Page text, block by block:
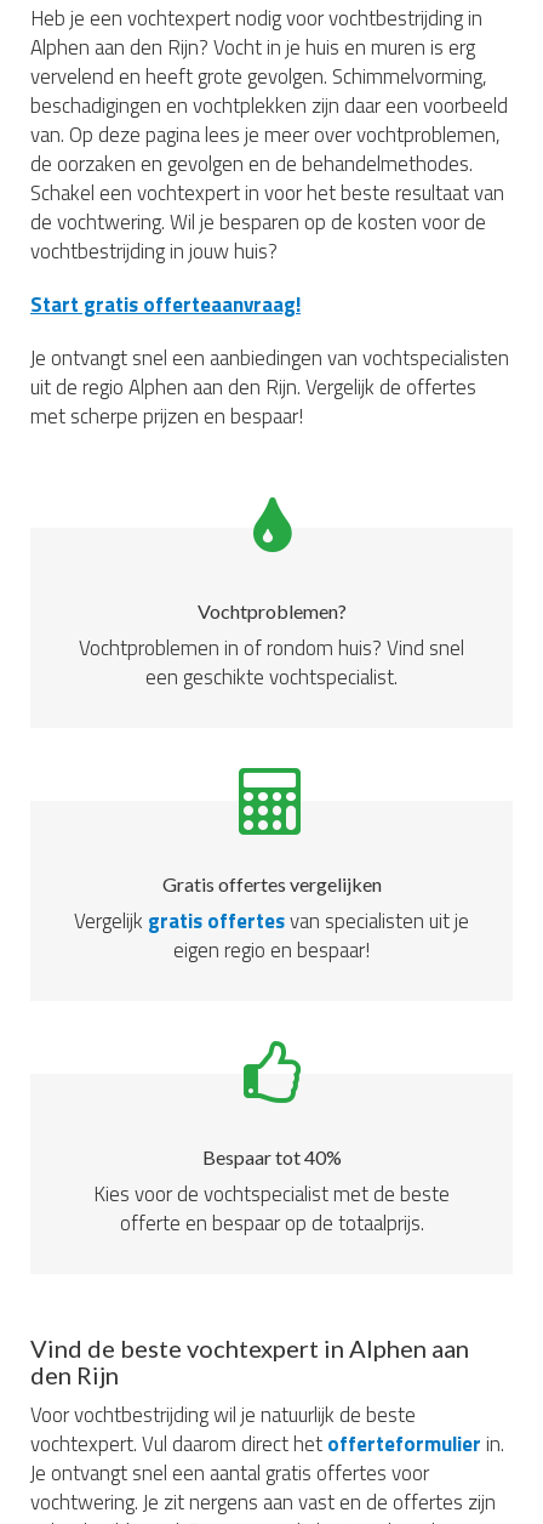
Heb je een vochtexpert nodig voor vochtbestrijding in
Alphen aan den Rijn? Vocht in je huis en muren is erg
vervelend en heeft grote gevolgen. Schimmelvorming,
beschadigingen en vochtplekken zijn daar een voorbeeld
van. Op deze pagina lees je meer over vochtproblemen,
de oorzaken en gevolgen en de behandelmethodes.
Schakel een vochtexpert in voor het beste resultaat van
de vochtwering. Wil je besparen op de kosten voor de
vochtbestrijding in jouw huis?
Start gratis offerteaanvraag!
Je ontvangt snel een aanbiedingen van vochtspecialisten
uit de regio Alphen aan den Rijn. Vergelijk de offertes
met scherpe prijzen en bespaar!
Vochtproblemen?
Vochtproblemen in of rondom huis? Vind snel
een geschikte vochtspecialist.
Gratis offertes vergelijken
Vergelijk gratis offertesvan specialisten uit je
eigen regio en bespaar!
Bespaar tot 40%
Kies voor de vochtspecialist met de beste
offerte en bespaar op de totaalprijs.
Vind de beste vochtexpert in Alphen aan
den Rijn
Voor vochtbestrijding wil je natuurlijk de beste
vochtexpert. Vul daarom direct hetofferteformulier in.
Je ontvangt snel een aantal gratis offertes voor
vochtwering. Je zit nergens aan vast en de offertes zijn